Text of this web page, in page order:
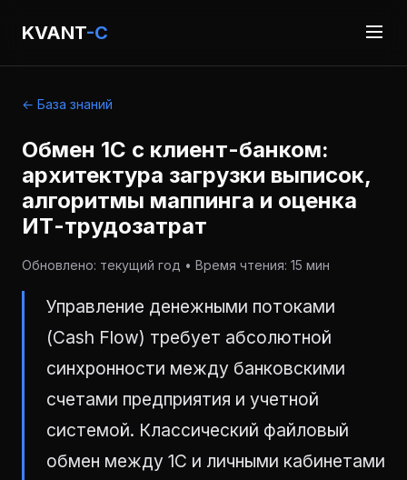
KVANT-C
← База знаний
Обмен 1С с клиент-банком:
архитектура загрузки выписок,
алгоритмы маппинга и оценка
ИТ-трудозатрат
Обновлено: текущий год • Время чтения: 15 мин
Управление денежными потоками
(Cash Flow) требует абсолютной
синхронности между банковскими
счетами предприятия и учетной
системой. Классический файловый
обмен между 1С и личными кабинетами